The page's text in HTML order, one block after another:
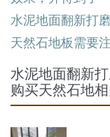
水泥地面翻新打
天然石地板需要
水泥地面翻新
购买天然石地